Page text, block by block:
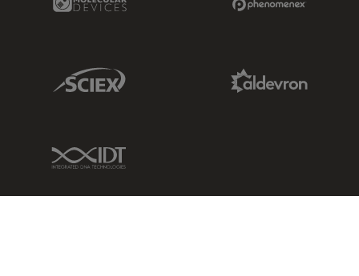
Sciex Link
IDT Link